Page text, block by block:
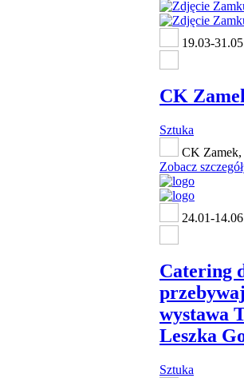
19.03-
CK
Sztuka
CK Zamek,
Zobacz
24.01-
Catering
wystawa
Leszka
Sztuka